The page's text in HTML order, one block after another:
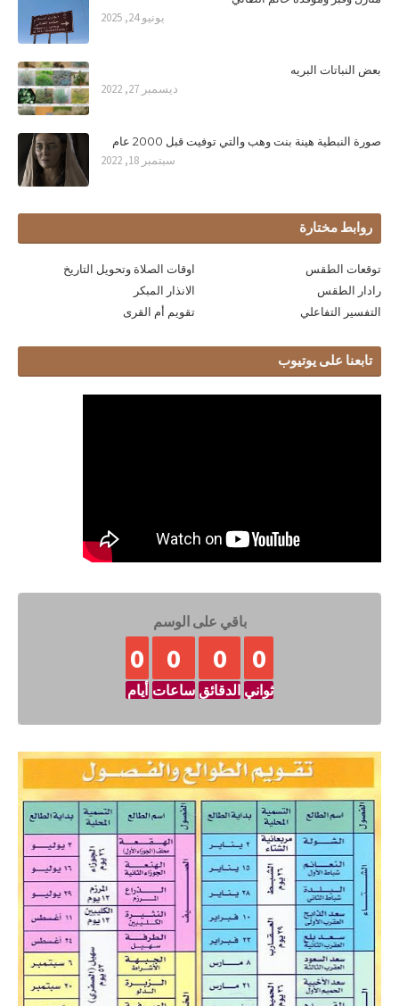
يونيو 24, 2025
بعض النباتات البريه
ديسمبر 27, 2022
صورة النبطية هينة بنت وهب والتي توفيت قبل 2000 عام
سبتمبر 18, 2022
روابط مختارة
اوقات الصلاة وتحويل التاريخ
توقعات الطقس
الانذار المبكر
رادار الطقس
تقويم أم القرى
التفسير التفاعلي
تابعنا على يوتيوب
باقي على الوسم
0
أيام
0
ساعات
0
الدقائق
0
ثواني